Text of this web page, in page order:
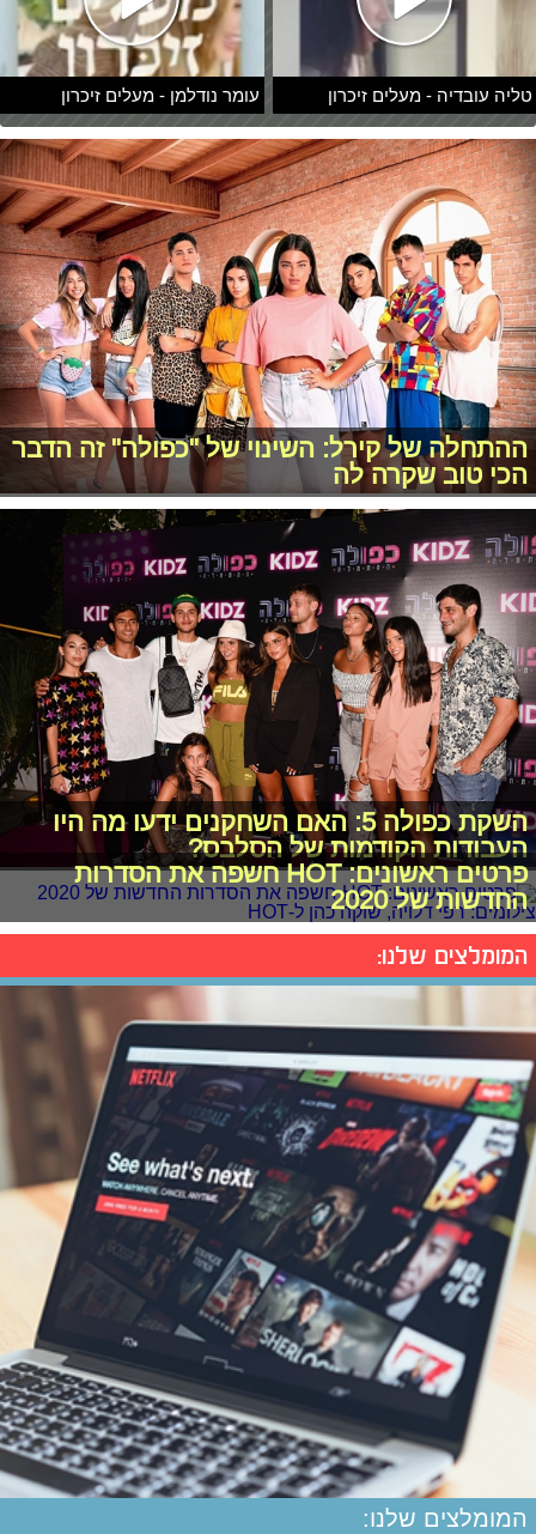
טליה עובדיה - מעלים זיכרון עומר נודלמן - מעלים זיכרון
ההתחלה של קירל: השינוי של "כפולה" זה הדבר
הכי טוב שקרה לה
השקת כפולה 5: האם השחקנים ידעו מה היו
העבודות הקודמות של הסלבס?
פרטים ראשונים: HOT חשפה את הסדרות
החדשות של 2020
המומלצים שלנו:
המומלצים שלנו: